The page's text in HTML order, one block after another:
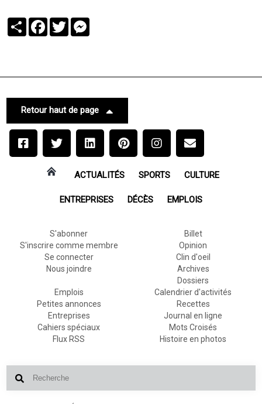
PartagerFacebook
Twitter
Retour haut de page
ACTUALITÉS SPORTS CULTURE
ENTREPRISES DÉCÈS EMPLOIS
S'abonner
S'inscrire comme membre
Se connecter
Nous joindre
Billet
Opinion
Clin d'oeil
Archives
Dossiers
Emplois
Petites annonces
Entreprises
Cahiers spéciaux
Flux RSS
Calendrier d'activités
Recettes
Journal en ligne
Mots Croisés
Histoire en photos